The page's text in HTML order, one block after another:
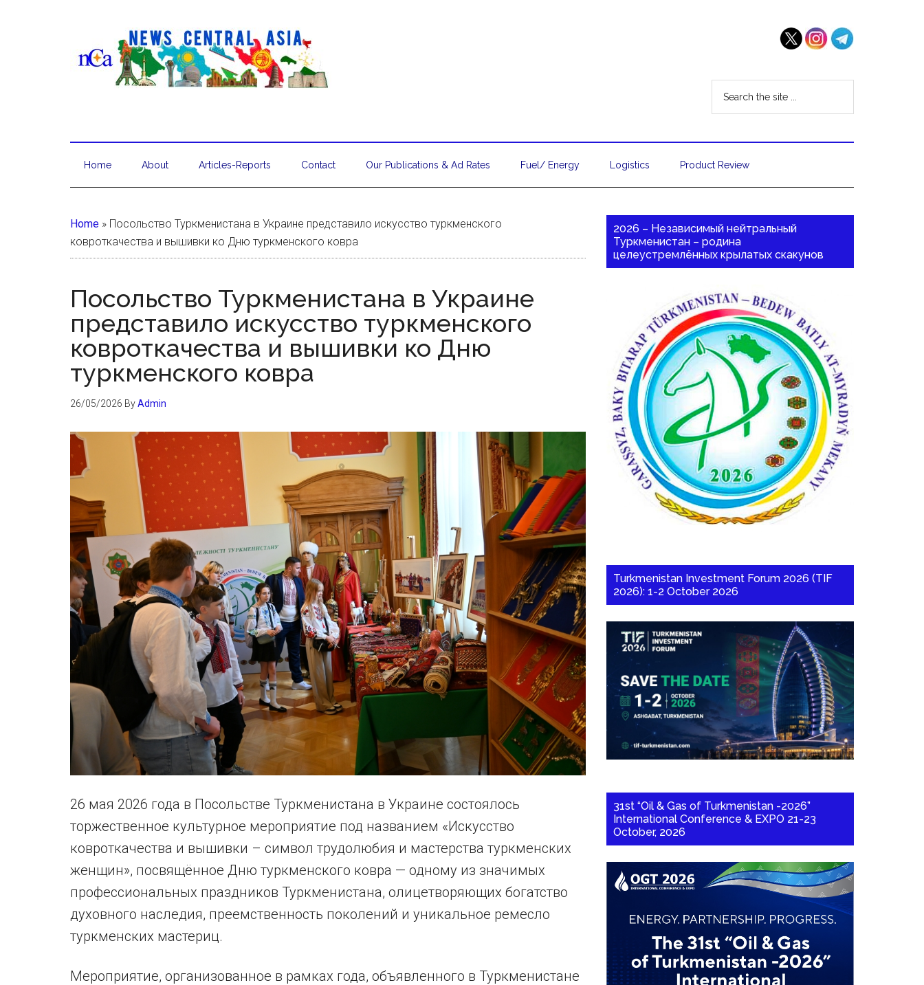
Home About Articles-Reports Contact Our Publications & Ad Rates Fuel/ Energy Logistics Product Review
Home » Посольство Туркменистана в Украине представило искусство туркменского
ковроткачества и вышивки ко Дню туркменского ковра
Посольство Туркменистана в Украине
представило искусство туркменского
ковроткачества и вышивки ко Дню
туркменского ковра
26/05/2026 ByAdmin
26 мая 2026 года в Посольстве Туркменистана в Украине состоялось
торжественное культурное мероприятие под названием «Искусство
ковроткачества и вышивки – символ трудолюбия и мастерства туркменских
женщин», посвящённое Дню туркменского ковра — одному из значимых
профессиональных праздников Туркменистана, олицетворяющих богатство
духовного наследия, преемственность поколений и уникальное ремесло
туркменских мастериц.
Мероприятие, организованное в рамках года, объявленного в Туркменистане
2026 – Независимый нейтральный
Туркменистан – родина
целеустремлённых крылатых скакунов
Turkmenistan Investment Forum 2026 (TIF
2026): 1-2 October 2026
31st “Oil & Gas of Turkmenistan -2026”
International Conference & EXPO 21-23
October, 2026